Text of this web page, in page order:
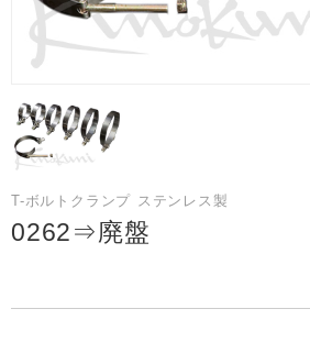
T-ボルトクランプ ステンレス製
0262⇒廃盤